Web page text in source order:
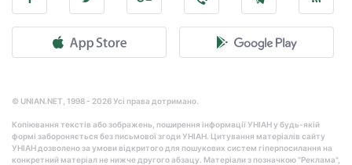
© UNIAN.NET, 1998 - 2026 Усі права дотримано.
Копіювання текстів або зображень, поширення інформації УНІАН у будь-якій
формі забороняється без письмової згоди УНІАН. Цитування матеріалів сайту
УНІАН дозволено за умови відкритого для пошукових систем гіперпосилання на
конкретний матеріал не нижче другого абзацу. Матеріали з позначкою "Реклама",